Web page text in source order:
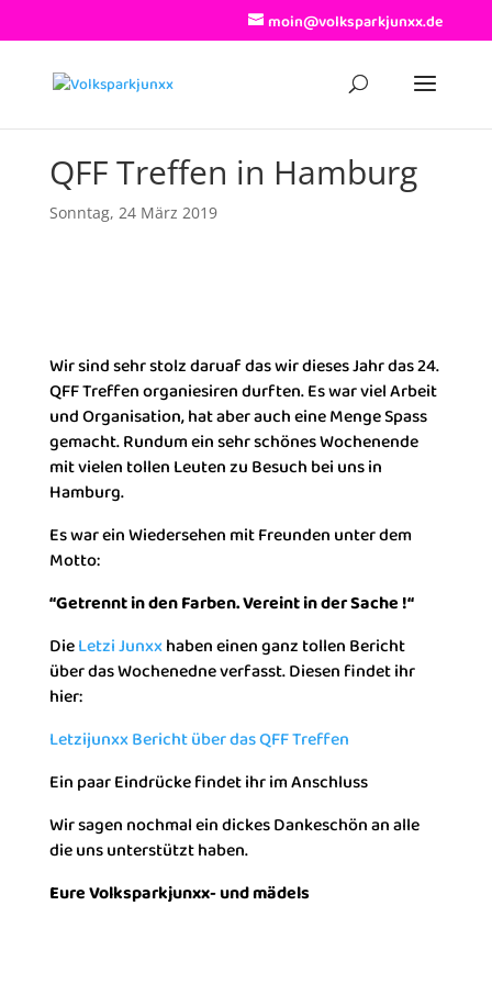
moin@volksparkjunxx.de
QFF Treffen in Hamburg
Sonntag, 24 März 2019
Wir sind sehr stolz daruaf das wir dieses Jahr das 24.
QFF Treffen organiesiren durften. Es war viel Arbeit
und Organisation, hat aber auch eine Menge Spass
gemacht. Rundum ein sehr schönes Wochenende
mit vielen tollen Leuten zu Besuch bei uns in
Hamburg.
Es war ein Wiedersehen mit Freunden unter dem
Motto:
“Getrennt in den Farben. Vereint in der Sache !“
DieLetzi Junxxhaben einen ganz tollen Bericht
über das Wochenedne verfasst. Diesen findet ihr
hier:
Letzijunxx Bericht über das QFF Treffen
Ein paar Eindrücke findet ihr im Anschluss
Wir sagen nochmal ein dickes Dankeschön an alle
die uns unterstützt haben.
Eure Volksparkjunxx- und mädels